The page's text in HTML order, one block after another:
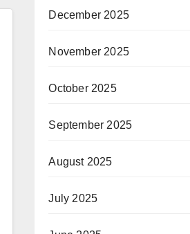
December 2025
November 2025
October 2025
September 2025
August 2025
July 2025